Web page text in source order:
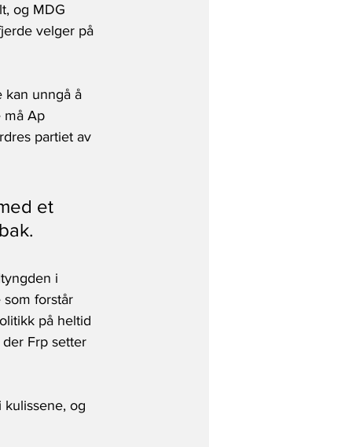
og MDG
velger på
kan unngå å
må Ap
partiet av
et
i
forstår
på heltid
Frp setter
og